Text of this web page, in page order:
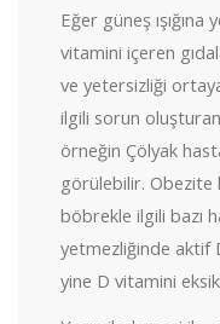
Eğer güneş ışığına
vitamini içeren
ve yetersizliği
ilgili sorun
örneğin Çölyak
görülebilir. Obezite
böbrekle ilgili bazı
yetmezliğinde aktif
yine D vitamini